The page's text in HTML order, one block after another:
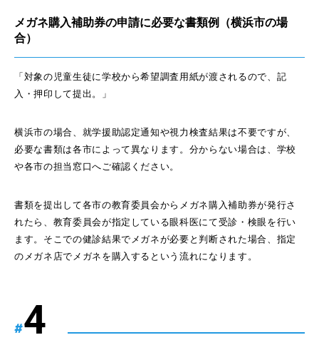
メガネ購入補助券の申請に必要な書類例（横浜市の場
合）
「対象の児童生徒に学校から希望調査用紙が渡されるので、記
入・押印して提出。」
横浜市の場合、就学援助認定通知や視力検査結果は不要ですが、
必要な書類は各市によって異なります。分からない場合は、学校
や各市の担当窓口へご確認ください。
書類を提出して各市の教育委員会からメガネ購入補助券が発行さ
れたら、教育委員会が指定している眼科医にて受診・検眼を行い
ます。そこでの健診結果でメガネが必要と判断された場合、指定
のメガネ店でメガネを購入するという流れになります。
#